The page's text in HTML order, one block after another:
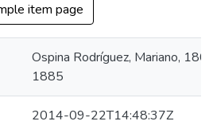
item page
Ospina Rodríguez, Mariano,
1885
2014-09-22T14:48:37Z